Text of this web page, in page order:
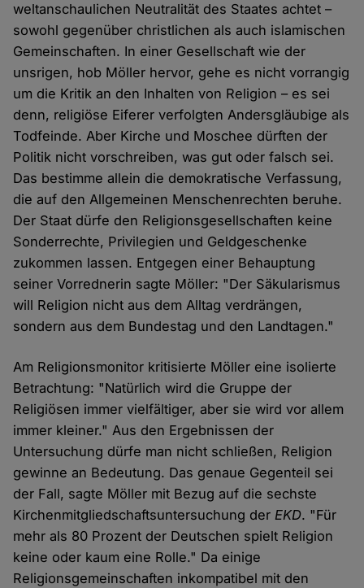
weltanschaulichen Neutralität des Staates achtet –
sowohl gegenüber christlichen als auch islamischen
Gemeinschaften. In einer Gesellschaft wie der
unsrigen, hob Möller hervor, gehe es nicht vorrangig
um die Kritik an den Inhalten von Religion – es sei
denn, religiöse Eiferer verfolgten Andersgläubige als
Todfeinde. Aber Kirche und Moschee dürften der
Politik nicht vorschreiben, was gut oder falsch sei.
Das bestimme allein die demokratische Verfassung,
die auf den Allgemeinen Menschenrechten beruhe.
Der Staat dürfe den Religionsgesellschaften keine
Sonderrechte, Privilegien und Geldgeschenke
zukommen lassen. Entgegen einer Behauptung
seiner Vorrednerin sagte Möller: "Der Säkularismus
will Religion nicht aus dem Alltag verdrängen,
sondern aus dem Bundestag und den Landtagen."
Am Religionsmonitor kritisierte Möller eine isolierte
Betrachtung: "Natürlich wird die Gruppe der
Religiösen immer vielfältiger, aber sie wird vor allem
immer kleiner." Aus den Ergebnissen der
Untersuchung dürfe man nicht schließen, Religion
gewinne an Bedeutung. Das genaue Gegenteil sei
der Fall, sagte Möller mit Bezug auf die sechste
Kirchenmitgliedschaftsuntersuchung derEKD. "Für
mehr als 80 Prozent der Deutschen spielt Religion
keine oder kaum eine Rolle." Da einige
Religionsgemeinschaften inkompatibel mit den